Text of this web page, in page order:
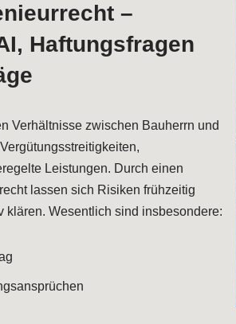
–
Haftungsfragen
Verhältnisse zwischen Bauherrn und
Leistungen. Durch einen
lassen sich Risiken frühzeitig
klären. Wesentlich sind insbesondere: